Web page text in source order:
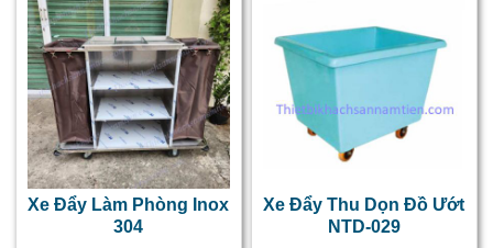
Xe Đẩy Làm Phòng Inox
304
Xe Đẩy Thu Dọn Đồ Ướt
NTD-029